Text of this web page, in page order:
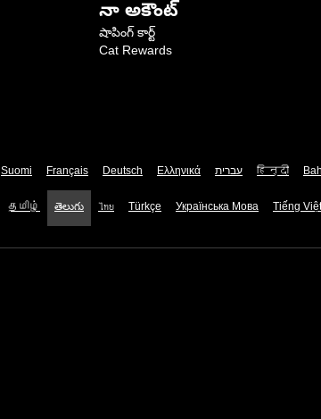
నా అకౌంట్
షాపింగ్ కార్ట్
Cat Rewards
Suomi Français Deutsch Ελληνικά עברית हिन्दी
தமிழ் తెలుగు ไทย Türkçe Українська Мова Tiếng Việt